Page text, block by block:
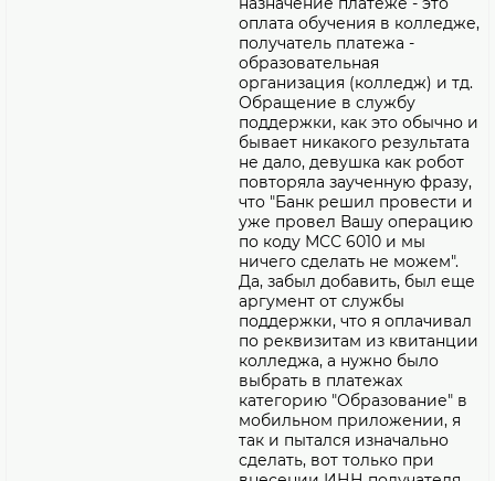
оплата обучения в колледже,
получатель платежа -
образовательная
организация (колледж) и тд.
Обращение в службу
поддержки, как это обычно и
бывает никакого результата
не дало, девушка как робот
повторяла заученную фразу,
что "Банк решил провести и
уже провел Вашу операцию
по коду МСС 6010 и мы
ничего сделать не можем".
Да, забыл добавить, был еще
аргумент от службы
поддержки, что я оплачивал
по реквизитам из квитанции
колледжа, а нужно было
выбрать в платежах
категорию "Образование" в
мобильном приложении, я
так и пытался изначально
сделать, вот только при